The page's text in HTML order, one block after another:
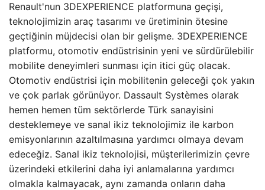
Renault'nun 3DEXPERIENCE platformuna geçişi,
teknolojimizin araç tasarımı ve üretiminin ötesine
geçtiğinin müjdecisi olan bir gelişme. 3DEXPERIENCE
platformu, otomotiv endüstrisinin yeni ve sürdürülebilir
mobilite deneyimleri sunması için itici güç olacak.
Otomotiv endüstrisi için mobilitenin geleceği çok yakın
ve çok parlak görünüyor. Dassault Systèmes olarak
hemen hemen tüm sektörlerde Türk sanayisini
desteklemeye ve sanal ikiz teknolojimiz ile karbon
emisyonlarının azaltılmasına yardımcı olmaya devam
edeceğiz. Sanal ikiz teknolojisi, müşterilerimizin çevre
üzerindeki etkilerini daha iyi anlamalarına yardımcı
olmakla kalmayacak, aynı zamanda onların daha